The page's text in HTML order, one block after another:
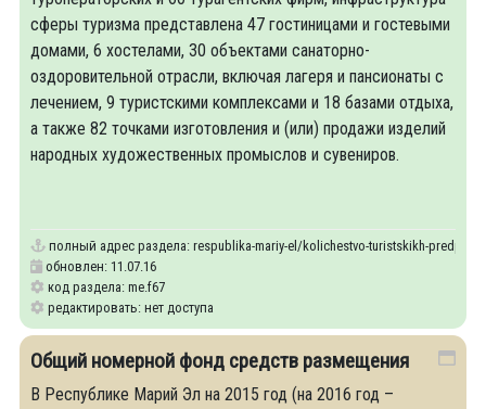
сферы туризма представлена 47 гостиницами и гостевыми
домами, 6 хостелами, 30 объектами санаторно-
оздоровительной отрасли, включая лагеря и пансионаты с
лечением, 9 туристскими комплексами и 18 базами отдыха,
а также 82 точками изготовления и (или) продажи изделий
народных художественных промыслов и сувениров.
полный адрес раздела: respublika-mariy-el/kolichestvo-turistskikh-
обновлен: 11.07.16
код раздела: me.f67
редактировать: нет доступа
Общий номерной фонд средств размещения
В Республике Марий Эл на 2015 год (на 2016 год –